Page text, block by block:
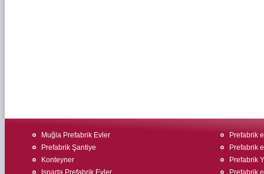
Muğla Prefabrik Evler
Prefabrik Şantiye
Konteyner
Isparta Prefabrik Evler
Prefabrik
Prefabrik
Prefabrik
Prefabrik